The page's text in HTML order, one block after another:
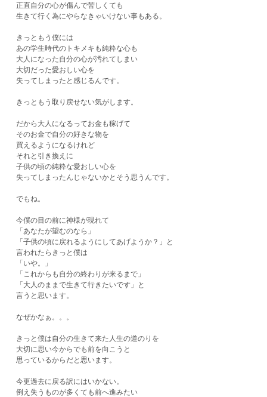
正直自分の心が傷んで苦しくても
生きて行く為にやらなきゃいけない事もある。
きっともう僕には
あの学生時代のトキメキも純粋な心も
大人になった自分の心が汚れてしまい
大切だった愛おしい心を
失ってしまったと感じるんです。
きっともう取り戻せない気がします。
だから大人になるってお金も稼げて
そのお金で自分の好きな物を
買えるようになるけれど
それと引き換えに
子供の頃の純粋な愛おしい心を
失ってしまったんじゃないかとそう思うんです。
でもね。
今僕の目の前に神様が現れて
「あなたが望むのなら」
「子供の頃に戻れるようにしてあげようか？」と
言われたらきっと僕は
「いや。」
「これからも自分の終わりが来るまで」
「大人のままで生きて行きたいです」と
言うと思います。
なぜかなぁ。。。
きっと僕は自分の生きて来た人生の道のりを
大切に思い今からでも前を向こうと
思っているからだと思います。
今更過去に戻る訳にはいかない。
例え失うものが多くても前へ進みたい